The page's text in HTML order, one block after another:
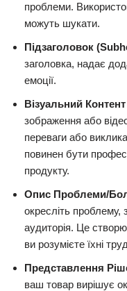
проблеми.
можуть шукати.
Підзаголовок
заголовка, надає
емоції.
Візуальний
зображення або
переваги або
повинен бути
продукту.
Опис Проблеми/
окресліть проблему,
аудиторія. Це
ви розумієте їхні
Представлення
ваш товар вирішує